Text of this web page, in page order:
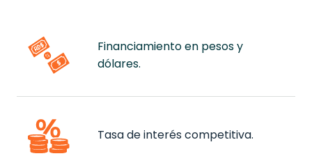
Financiamiento en pesos y
dólares.
Tasa de interés competitiva.